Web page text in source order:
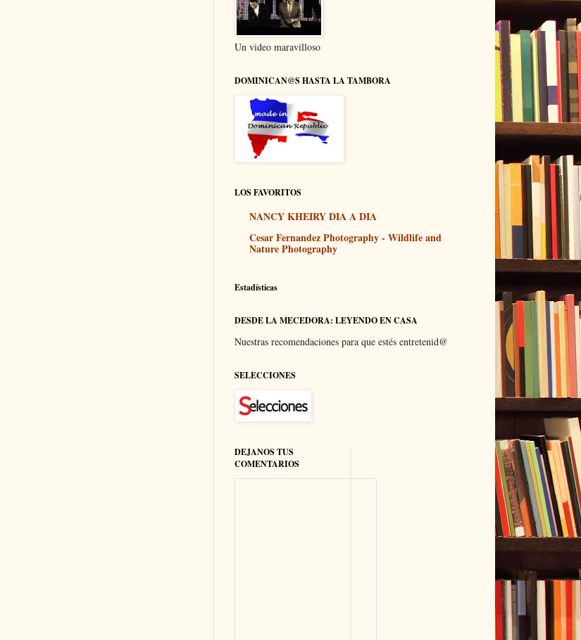
Un video maravilloso
DOMINICAN@S HASTA LA TAMBORA
LOS FAVORITOS
NANCY KHEIRY DIA A DIA
Cesar Fernandez Photography - Wildlife and
Nature Photography
Estadísticas
DESDE LA MECEDORA: LEYENDO EN CASA
Nuestras recomendaciones para que estés entretenid@
SELECCIONES
DEJANOS TUS
COMENTARIOS